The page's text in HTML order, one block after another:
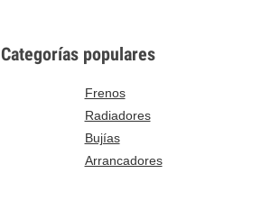
Categorías populares
Frenos
Radiadores
Bujías
Arrancadores